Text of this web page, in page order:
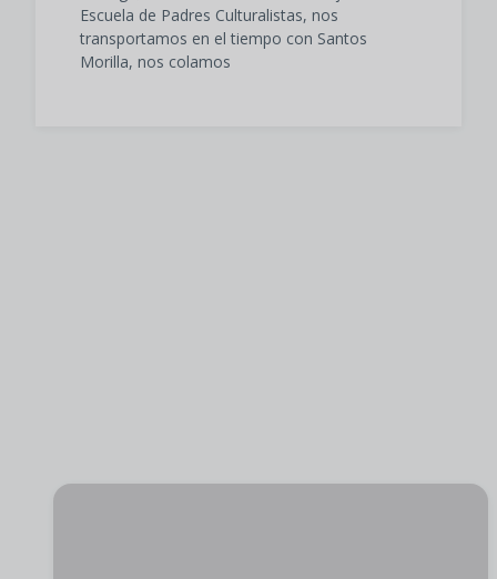
Escuela de Padres Culturalistas, nos
transportamos en el tiempo con Santos
Morilla, nos colamos